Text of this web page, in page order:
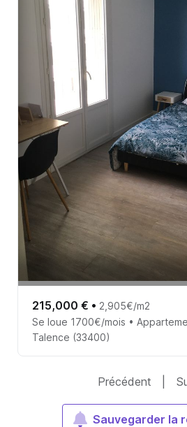
215,000 € • 2,905€/m2
Se loue 1700€/mois •
Talence (33400)
Précédent
Sauvegarder la